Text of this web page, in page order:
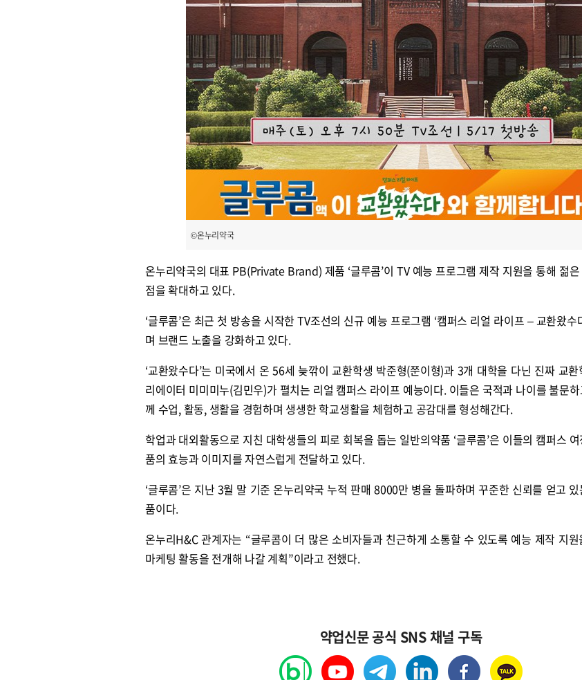
©온누리약국
온누리약국의 대표 PB(Private Brand) 제품 ‘글루콤’이 TV 예능 프로그램 제작 지원을 통해 젊
점을 확대하고 있다.
‘글루콤’은 최근 첫 방송을 시작한 TV조선의 신규 예능 프로그램 ‘캠퍼스 리얼 라이프 – 교환왔수
며 브랜드 노출을 강화하고 있다.
‘교환왔수다’는 미국에서 온 56세 늦깎이 교환학생 박준형(쭌이형)과 3개 대학을 다닌 진짜 교
리에이터 미미미누(김민우)가 펼치는 리얼 캠퍼스 라이프 예능이다. 이들은 국적과 나이를 불문
께 수업, 활동, 생활을 경험하며 생생한 학교생활을 체험하고 공감대를 형성해간다.
학업과 대외활동으로 지친 대학생들의 피로 회복을 돕는 일반의약품 ‘글루콤’은 이들의 캠퍼스
품의 효능과 이미지를 자연스럽게 전달하고 있다.
‘글루콤’은 지난 3월 말 기준 온누리약국 누적 판매 8000만 병을 돌파하며 꾸준한 신뢰를 얻고
품이다.
온누리H&C 관계자는 “글루콤이 더 많은 소비자들과 친근하게 소통할 수 있도록 예능 제작 지
마케팅 활동을 전개해 나갈 계획”이라고 전했다.
약업신문 공식 SNS 채널 구독